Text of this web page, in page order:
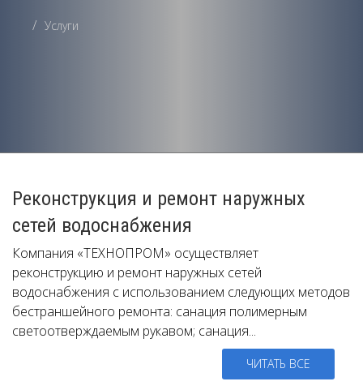
Услуги
Реконструкция и ремонт наружных
сетей водоснабжения
Компания «ТЕХНОПРОМ» осуществляет
реконструкцию и ремонт наружных сетей
водоснабжения с использованием следующих методов
бестраншейного ремонта: санация полимерным
светоотверждаемым рукавом; санация...
ЧИТАТЬ ВСЕ